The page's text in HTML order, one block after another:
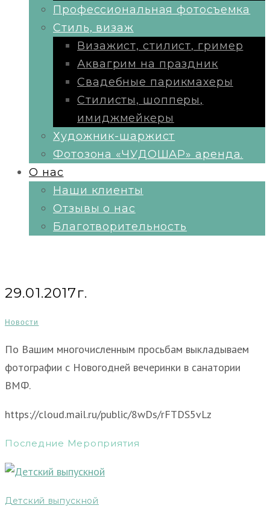
Профессиональная фотосъемка
Стиль, визаж
Визажист, стилист, гример
Аквагрим на праздник
Свадебные парикмахеры
Стилисты, шопперы,
имиджмейкеры
Художник-шаржист
Фотозона «ЧУДОШАР» аренда.
О нас
Наши клиенты
Отзывы о нас
Благотворительность
29.01.2017г.
Новости
По Вашим многочисленным просьбам выкладываем
фотографии с Новогодней вечеринки в санатории
ВМФ.
https://cloud.mail.ru/public/8wDs/rFTDS5vLz
Последние Мероприятия
Детский выпускной